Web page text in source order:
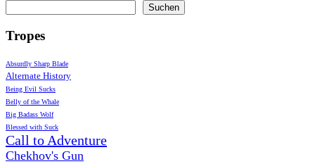
Suchen
Tropes
Absurdly Sharp Blade
Alternate History
Being Evil Sucks
Belly of the Whale
Big Badass Wolf
Blessed with Suck
Call to Adventure
Chekhov's Gun